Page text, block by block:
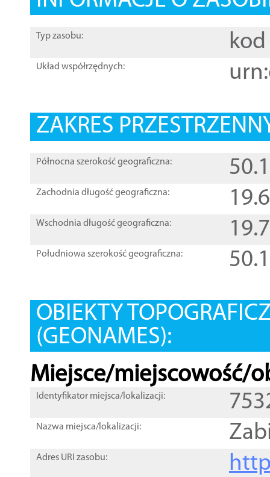
Typ zasobu: kod
Układ współrzędnych:
ZAKRES
Północna szerokość geograficzna:
Zachodnia długość geograficzna:
Wschodnia długość geograficzna:
Południowa szerokość geograficzna:
OBIEKTY
(GEONAMES):
Miejsce/miejscowość/
Identyfikator miejsca/lokalizacji:
Nazwa miejsca/lokalizacji:
Adres URI zasobu: